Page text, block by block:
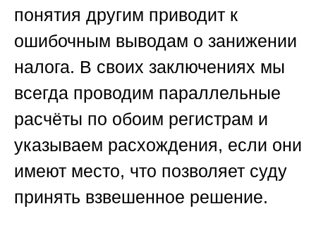
понятия другим приводит к
ошибочным выводам о занижении
налога. В своих заключениях мы
всегда проводим параллельные
расчёты по обоим регистрам и
указываем расхождения, если они
имеют место, что позволяет суду
принять взвешенное решение.